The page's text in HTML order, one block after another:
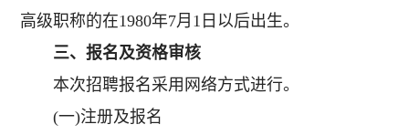
高级职称的在1980年7月1日以后出生。
三、报名及资格审核
本次招聘报名采用网络方式进行。
(一)注册及报名